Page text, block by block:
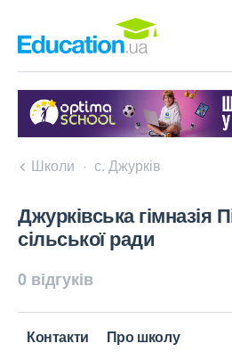
Школи с. Джурків
Джурківська гімназія
сільської ради
0 відгуків
Контакти Про школу